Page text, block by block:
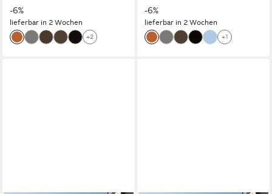
-6%
lieferbar in 2 Wochen
+2
-6%
lieferbar in 2 Wochen
+1